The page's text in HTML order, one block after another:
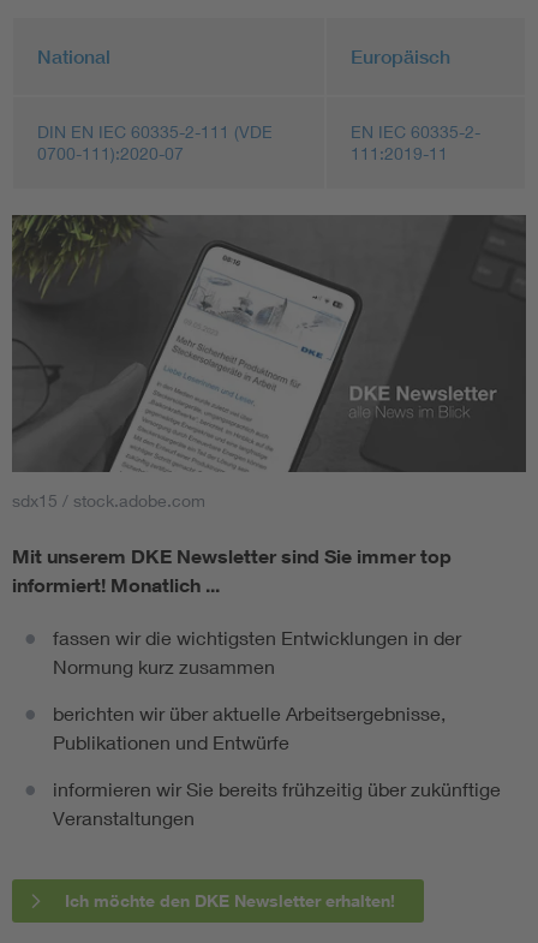
National Europäisch
DIN EN IEC 60335-2-111 (VDE
0700-111):2020-07
EN IEC 60335-2-
111:2019-11
sdx15 / stock.adobe.com
Mit unserem DKE Newsletter sind Sie immer top
informiert! Monatlich ...
fassen wir die wichtigsten Entwicklungen in der
Normung kurz zusammen
berichten wir über aktuelle Arbeitsergebnisse,
Publikationen und Entwürfe
informieren wir Sie bereits frühzeitig über zukünftige
Veranstaltungen
Ich möchte den DKE Newsletter erhalten!